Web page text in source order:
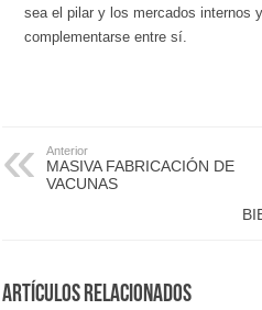
sea el pilar y los mercados internos
complementarse entre sí.
Anterior
MASIVA FABRICACIÓN DE
VACUNAS
Artículos Relacionados